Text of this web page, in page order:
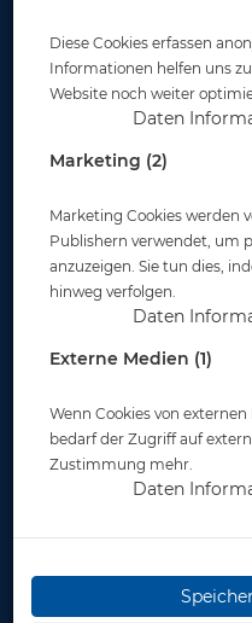
schönsten Spots der
professionell
unter Gleichgesinnten.
WhatsApp-Community
Buddys für Ausfahrten,
Spaßtauchgänge.
Mach mit, vernetze
Tauch-Community!
eingeladen – wir freuen
Diese Cookies erfassen
Informationen helfen uns
Website noch weiter
Daten
Marketing (2)
Marketing Cookies werden
Publishern verwendet, um
anzuzeigen. Sie tun dies,
hinweg verfolgen.
Daten
Externe Medien (1)
Wenn Cookies von
bedarf der Zugriff auf
Zustimmung mehr.
Daten